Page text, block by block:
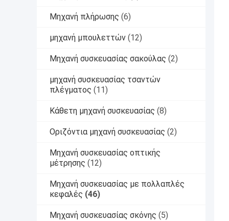
Μηχανή πλήρωσης (6)
μηχανή μπουλεττών (12)
Μηχανή συσκευασίας σακούλας (2)
μηχανή συσκευασίας τσαντών
πλέγματος (11)
Κάθετη μηχανή συσκευασίας (8)
Οριζόντια μηχανή συσκευασίας (2)
Μηχανή συσκευασίας οπτικής
μέτρησης (12)
Μηχανή συσκευασίας με πολλαπλές
κεφαλές (46)
Μηχανή συσκευασίας σκόνης (5)